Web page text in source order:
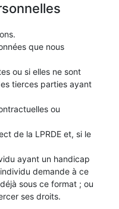
que nous
ou si elles ne sont
tierces parties ayant
ou
de la LPRDE et, si le
ayant un handicap
demande à ce
sous ce format ; ou
ses droits.